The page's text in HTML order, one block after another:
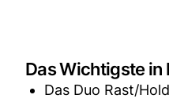
Das Wichtigste in
Das Duo Rast/